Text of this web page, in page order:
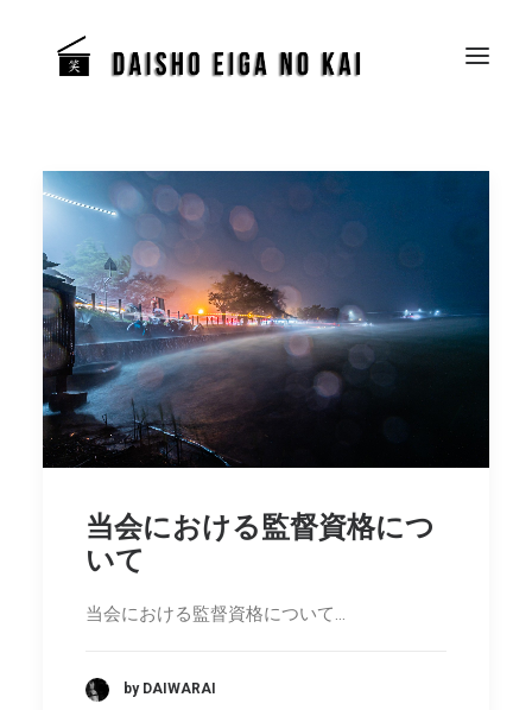
当会における監督資格につ
いて
当会における監督資格について…
by DAIWARAI